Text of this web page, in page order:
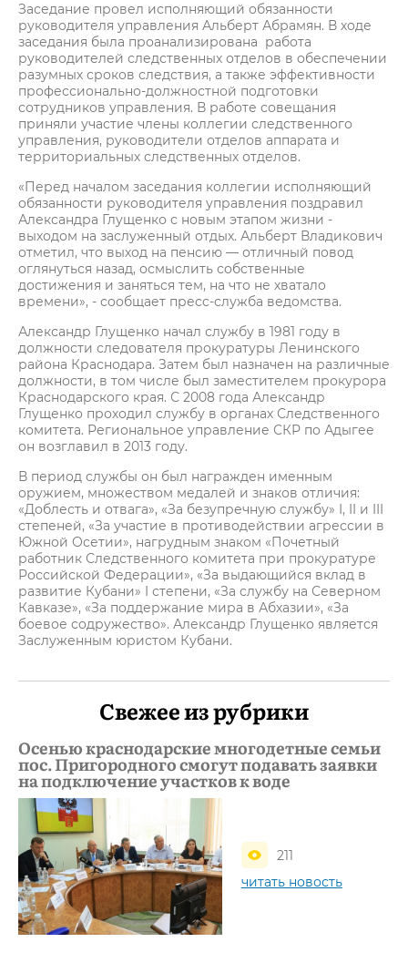
Заседание провел исполняющий обязанности
руководителя управления Альберт Абрамян. В ходе
заседания была проанализирована работа
руководителей следственных отделов в обеспечении
разумных сроков следствия, а также эффективности
профессионально-должностной подготовки
сотрудников управления. В работе совещания
приняли участие члены коллегии следственного
управления, руководители отделов аппарата и
территориальных следственных отделов.
«Перед началом заседания коллегии исполняющий
обязанности руководителя управления поздравил
Александра Глущенко с новым этапом жизни -
выходом на заслуженный отдых. Альберт Владикович
отметил, что выход на пенсию — отличный повод
оглянуться назад, осмыслить собственные
достижения и заняться тем, на что не хватало
времени», - сообщает пресс-служба ведомства.
Александр Глущенко начал службу в 1981 году в
должности следователя прокуратуры Ленинского
района Краснодара. Затем был назначен на различные
должности, в том числе был заместителем прокурора
Краснодарского края. С 2008 года Александр
Глущенко проходил службу в органах Следственного
комитета. Региональное управление СКР по Адыгее
он возглавил в 2013 году.
В период службы он был награжден именным
оружием, множеством медалей и знаков отличия:
«Доблесть и отвага», «За безупречную службу» I, II и III
степеней, «За участие в противодействии агрессии в
Южной Осетии», нагрудным знаком «Почетный
работник Следственного комитета при прокуратуре
Российской Федерации», «За выдающийся вклад в
развитие Кубани» I степени, «За службу на Северном
Кавказе», «За поддержание мира в Абхазии», «За
боевое содружество». Александр Глущенко является
Заслуженным юристом Кубани.
Свежее из рубрики
Осенью краснодарские многодетные семьи
пос. Пригородного смогут подавать заявки
на подключение участков к воде
211
читать новость